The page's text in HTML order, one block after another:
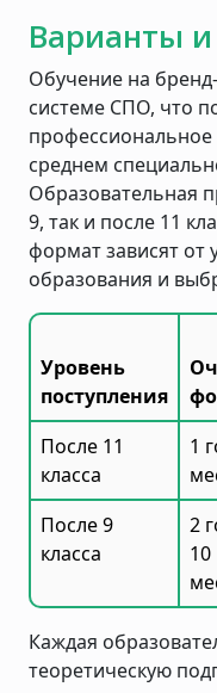
Варианты
Обучение на
системе СПО, что
среднем
Образовательная
9, так и после 11
формат зависят от
образования и
Уровень
поступления
После 11
класса
1
После 9
класса
2
10
Каждая
теоретическую